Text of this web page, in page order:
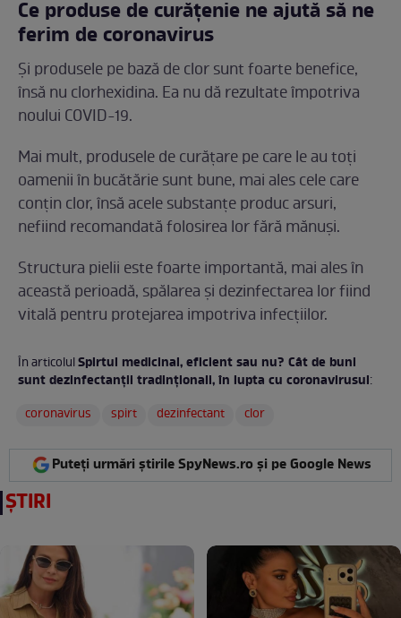
Ce produse de curățenie ne ajută să ne
ferim de coronavirus
Și produsele pe bază de clor sunt foarte benefice,
însă nu clorhexidina. Ea nu dă rezultate împotriva
noului COVID-19.
Mai mult, produsele de curățare pe care le au toți
oamenii în bucătărie sunt bune, mai ales cele care
conțin clor, însă acele substanțe produc arsuri,
nefiind recomandată folosirea lor fără mănuși.
Structura pielii este foarte importantă, mai ales în
această perioadă, spălarea și dezinfectarea lor fiind
vitală pentru protejarea impotriva infecțiilor.
În articolulSpirtul medicinal, eficient sau nu? Cât de buni
sunt dezinfectanții tradinționali, în lupta cu coronavirusul:
coronavirus
spirt dezinfectant clor
Puteți urmări știrile SpyNews.ro și pe Google News
ȘTIRI